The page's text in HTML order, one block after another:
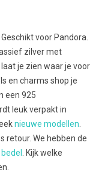
voor Pandora.
zilver met
je zien waar je voor
en charms shop je
een 925
leuk verpakt in
nieuwe modellen
retour. We hebben de
. Kijk welke